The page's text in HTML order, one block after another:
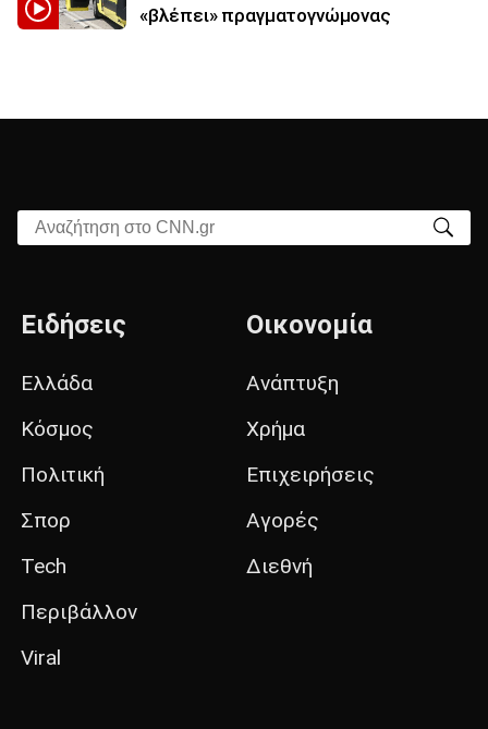
«βλέπει» πραγματογνώμονας
Αναζήτηση στο CNN.gr
Ειδήσεις
Ελλάδα
Κόσμος
Πολιτική
Σπορ
Tech
Περιβάλλον
Viral
Οικονομία
Ανάπτυξη
Χρήμα
Επιχειρήσεις
Αγορές
Διεθνή